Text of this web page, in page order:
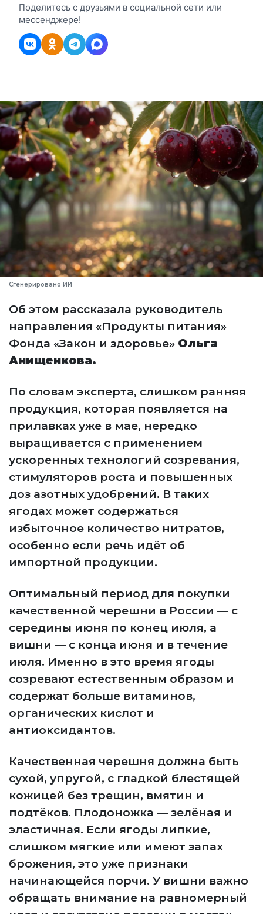
Поделитесь с друзьями в социальной сети или
мессенджере!
Сгенерировано ИИ
Об этом рассказала руководитель
направления «Продукты питания»
Фонда «Закон и здоровье» Ольга
Анищенкова.
По словам эксперта, слишком ранняя
продукция, которая появляется на
прилавках уже в мае, нередко
выращивается с применением
ускоренных технологий созревания,
стимуляторов роста и повышенных
доз азотных удобрений. В таких
ягодах может содержаться
избыточное количество нитратов,
особенно если речь идёт об
импортной продукции.
Оптимальный период для покупки
качественной черешни в России — с
середины июня по конец июля, а
вишни — с конца июня и в течение
июля. Именно в это время ягоды
созревают естественным образом и
содержат больше витаминов,
органических кислот и
антиоксидантов.
Качественная черешня должна быть
сухой, упругой, с гладкой блестящей
кожицей без трещин, вмятин и
подтёков. Плодоножка — зелёная и
эластичная. Если ягоды липкие,
слишком мягкие или имеют запах
брожения, это уже признаки
начинающейся порчи. У вишни важно
обращать внимание на равномерный